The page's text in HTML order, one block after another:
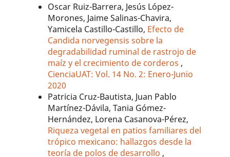
Oscar Ruiz-Barrera, Jesús López-
Morones, Jaime Salinas-Chavira,
Yamicela Castillo-Castillo, Efecto de
Candida norvegensis sobre la
degradabilidad ruminal de rastrojo de
maíz y el crecimiento de corderos ,
CienciaUAT: Vol. 14 No. 2: Enero-Junio
2020
Patricia Cruz-Bautista, Juan Pablo
Martínez-Dávila, Tania Gómez-
Hernández, Lorena Casanova-Pérez,
Riqueza vegetal en patios familiares del
trópico mexicano: hallazgos desde la
teoría de polos de desarrollo ,